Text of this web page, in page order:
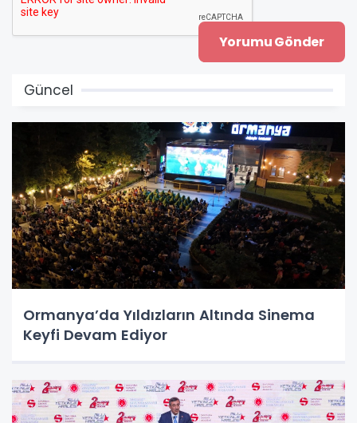
Güncel
Ormanya’da Yıldızların Altında Sinema
Keyfi Devam Ediyor